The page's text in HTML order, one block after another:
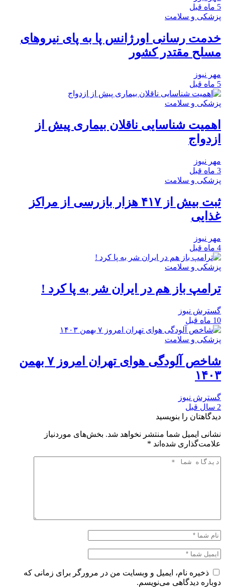
5 ماه قبل
پزشکی و سلامت
خدمت رسانی اورژانس پا به پای نیروهای
مسلح مقتدر کشور
مهر نیوز
5 ماه قبل
پزشکی و سلامت
اهمیت شناسایی ناقلان بیماری پیش از
ازدواج
مهر نیوز
3 ماه قبل
پزشکی و سلامت
ثبت بیش از ۴۱۷ هزار بازرسی از مراکز
غذایی
مهر نیوز
4 ماه قبل
پزشکی و سلامت
ترامپ باز هم در ایران شر به پا کرد !
گسترش نیوز
10 ماه قبل
پزشکی و سلامت
شاخص آلودگی هوای تهران امروز ۷ بهمن
۱۴۰۳
گسترش نیوز
2 سال قبل
دیدگاهتان را بنویسید
نشانی ایمیل شما منتشر نخواهد شد. بخش‌های موردنیاز
علامت‌گذاری شده‌اند *
ذخیره نام، ایمیل و وبسایت من در مرورگر برای زمانی که
دوباره دیدگاهی می‌نویسم.